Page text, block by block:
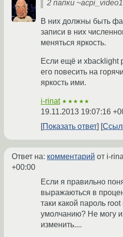
2 папки
В них должны быть
записи в них
меняться яркость.
Если ещё и xbacklight
его повесить на
яркость ими.
i-rinat ★★★★★
19.11.2013 19:07:16
Показать ответ
Ответ на: комментарий от i-
+00:00
Если я правильно
выражаються в
таки какой пароль
умолчанию? Не могу
изменить....